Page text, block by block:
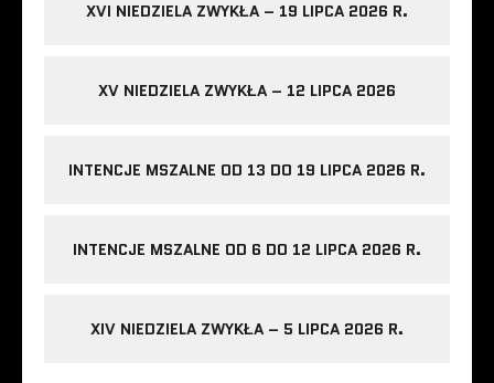
XVI NIEDZIELA ZWYKŁA – 19 LIPCA 2026 R.
XV NIEDZIELA ZWYKŁA – 12 LIPCA 2026
INTENCJE MSZALNE OD 13 DO 19 LIPCA 2026 R.
INTENCJE MSZALNE OD 6 DO 12 LIPCA 2026 R.
XIV NIEDZIELA ZWYKŁA – 5 LIPCA 2026 R.